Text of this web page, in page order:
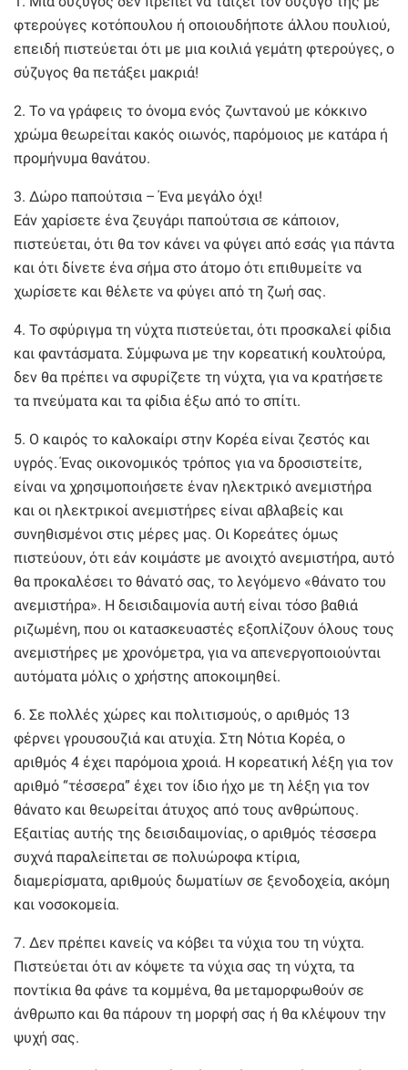
φτερούγες κοτόπουλου ή οποιουδήποτε άλλου πουλιού,
επειδή πιστεύεται ότι με μια κοιλιά γεμάτη φτερούγες, ο
σύζυγος θα πετάξει μακριά!
2. Το να γράφεις το όνομα ενός ζωντανού με κόκκινο
χρώμα θεωρείται κακός οιωνός, παρόμοιος με κατάρα ή
προμήνυμα θανάτου.
3. Δώρο παπούτσια – Ένα μεγάλο όχι!
Εάν χαρίσετε ένα ζευγάρι παπούτσια σε κάποιον,
πιστεύεται, ότι θα τον κάνει να φύγει από εσάς για πάντα
και ότι δίνετε ένα σήμα στο άτομο ότι επιθυμείτε να
χωρίσετε και θέλετε να φύγει από τη ζωή σας.
4. Το σφύριγμα τη νύχτα πιστεύεται, ότι προσκαλεί φίδια
και φαντάσματα. Σύμφωνα με την κορεατική κουλτούρα,
δεν θα πρέπει να σφυρίζετε τη νύχτα, για να κρατήσετε
τα πνεύματα και τα φίδια έξω από το σπίτι.
5. Ο καιρός το καλοκαίρι στην Κορέα είναι ζεστός και
υγρός. Ένας οικονομικός τρόπος για να δροσιστείτε,
είναι να χρησιμοποιήσετε έναν ηλεκτρικό ανεμιστήρα
και οι ηλεκτρικοί ανεμιστήρες είναι αβλαβείς και
συνηθισμένοι στις μέρες μας. Οι Κορεάτες όμως
πιστεύουν, ότι εάν κοιμάστε με ανοιχτό ανεμιστήρα, αυτό
θα προκαλέσει το θάνατό σας, το λεγόμενο «θάνατο του
ανεμιστήρα». Η δεισιδαιμονία αυτή είναι τόσο βαθιά
ριζωμένη, που οι κατασκευαστές εξοπλίζουν όλους τους
ανεμιστήρες με χρονόμετρα, για να απενεργοποιούνται
αυτόματα μόλις ο χρήστης αποκοιμηθεί.
6. Σε πολλές χώρες και πολιτισμούς, ο αριθμός 13
φέρνει γρουσουζιά και ατυχία. Στη Νότια Κορέα, ο
αριθμός 4 έχει παρόμοια χροιά. Η κορεατική λέξη για τον
αριθμό “τέσσερα” έχει τον ίδιο ήχο με τη λέξη για τον
θάνατο και θεωρείται άτυχος από τους ανθρώπους.
Εξαιτίας αυτής της δεισιδαιμονίας, ο αριθμός τέσσερα
συχνά παραλείπεται σε πολυώροφα κτίρια,
διαμερίσματα, αριθμούς δωματίων σε ξενοδοχεία, ακόμη
και νοσοκομεία.
7. Δεν πρέπει κανείς να κόβει τα νύχια του τη νύχτα.
Πιστεύεται ότι αν κόψετε τα νύχια σας τη νύχτα, τα
ποντίκια θα φάνε τα κομμένα, θα μεταμορφωθούν σε
άνθρωπο και θα πάρουν τη μορφή σας ή θα κλέψουν την
ψυχή σας.